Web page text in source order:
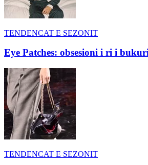
TENDENCAT E SEZONIT
Eye Patches: obsesioni i ri i
TENDENCAT E SEZONIT